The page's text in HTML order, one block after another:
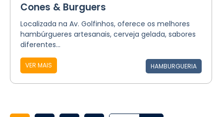
Cones & Burguers
Localizada na Av. Golfinhos, oferece os melhores
hambúrgueres artesanais, cerveja gelada, sabores
diferentes...
VER MAIS HAMBURGUERIA